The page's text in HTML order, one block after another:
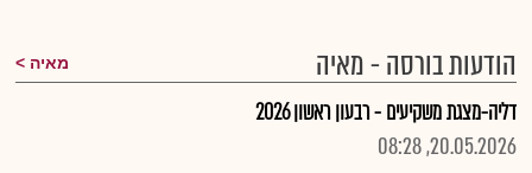
הודעות בורסה - מאיה מאיה
דליה-מצגת משקיעים - רבעון ראשון 2026
20.05.2026, 08:28